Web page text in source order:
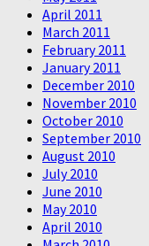
April 2011
March 2011
February 2011
January 2011
December 2010
November 2010
October 2010
September 2010
August 2010
July 2010
June 2010
May 2010
April 2010